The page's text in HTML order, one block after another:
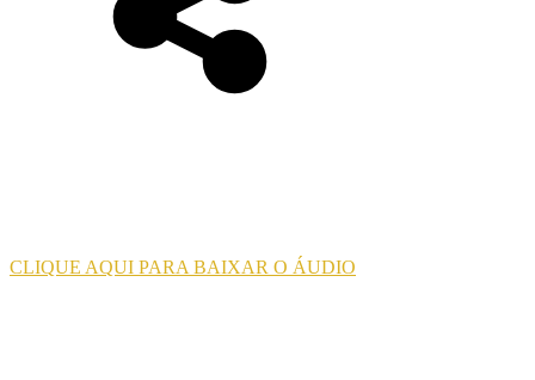
CLIQUE AQUI PARA BAIXAR O ÁUDIO